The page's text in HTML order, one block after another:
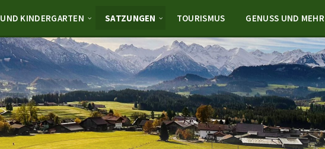
KINDERGARTEN SATZUNGEN TOURISMUS GENUSS UND MEHR